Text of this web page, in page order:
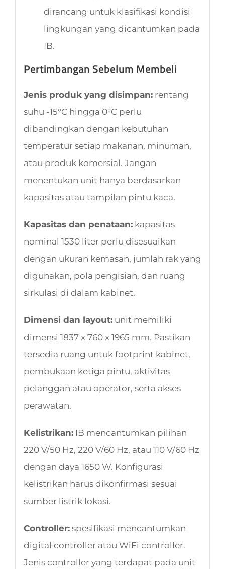
dirancang untuk klasifikasi kondisi
lingkungan yang dicantumkan pada
IB.
Pertimbangan Sebelum Membeli
Jenis produk yang disimpan:rentang
suhu -15°C hingga 0°C perlu
dibandingkan dengan kebutuhan
temperatur setiap makanan, minuman,
atau produk komersial. Jangan
menentukan unit hanya berdasarkan
kapasitas atau tampilan pintu kaca.
Kapasitas dan penataan:kapasitas
nominal 1530 liter perlu disesuaikan
dengan ukuran kemasan, jumlah rak yang
digunakan, pola pengisian, dan ruang
sirkulasi di dalam kabinet.
Dimensi dan layout:unit memiliki
dimensi 1837 x 760 x 1965 mm. Pastikan
tersedia ruang untuk footprint kabinet,
pembukaan ketiga pintu, aktivitas
pelanggan atau operator, serta akses
perawatan.
Kelistrikan:IB mencantumkan pilihan
220 V/50 Hz, 220 V/60 Hz, atau 110 V/60 Hz
dengan daya 1650 W. Konfigurasi
kelistrikan harus dikonfirmasi sesuai
sumber listrik lokasi.
Controller:spesifikasi mencantumkan
digital controller atau WiFi controller.
Jenis controller yang terdapat pada unit